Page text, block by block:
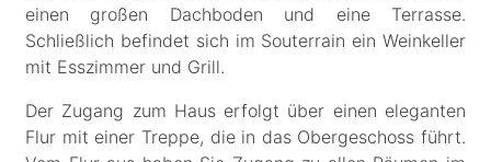
einen großen Dachboden und eine Terrasse.
Schließlich befindet sich im Souterrain ein Weinkeller
mit Esszimmer und Grill.
Der Zugang zum Haus erfolgt über einen eleganten
Flur mit einer Treppe, die in das Obergeschoss führt.